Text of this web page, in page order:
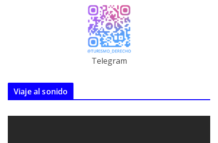
Telegram
Viaje al sonido